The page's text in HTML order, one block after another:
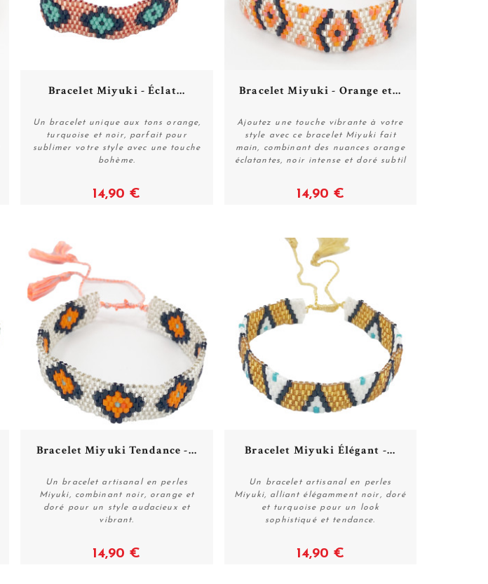
Acheter
Bracelet Miyuki - Éclat...
Un bracelet unique aux tons orange,
turquoise et noir, parfait pour
sublimer votre style avec une touche
bohème.
14,90 €
Acheter
Bracelet Miyuki - Orange et...
Ajoutez une touche vibrante à votre
style avec ce bracelet Miyuki fait
main, combinant des nuances orange
éclatantes, noir intense et doré subtil
14,90 €
Acheter
Bracelet Miyuki Tendance -...
Un bracelet artisanal en perles
Miyuki, combinant noir, orange et
doré pour un style audacieux et
vibrant.
14,90 €
Acheter
Bracelet Miyuki Élégant -...
Un bracelet artisanal en perles
Miyuki, alliant élégamment noir, doré
et turquoise pour un look
sophistiqué et tendance.
14,90 €